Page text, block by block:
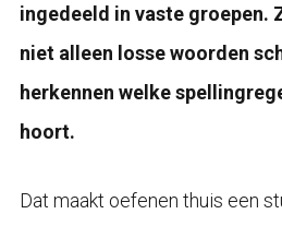
ingedeeld in vaste groepen.
niet alleen losse woorden
herkennen welke
hoort.
Dat maakt oefenen thuis een